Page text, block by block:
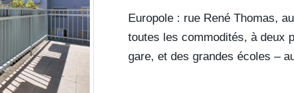
Europole : rue René Thomas,
toutes les commodités, à deux
gare, et des grandes écoles –